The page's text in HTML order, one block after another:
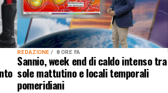
REDAZIONE 8 ORE FA
Sannio, week end di caldo intenso tra
sole mattutino e locali temporali
pomeridiani